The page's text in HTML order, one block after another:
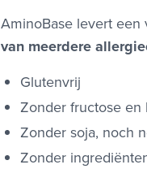
AminoBase levert
van meerdere
Glutenvrij
Zonder fructose en
Zonder soja, noch
Zonder